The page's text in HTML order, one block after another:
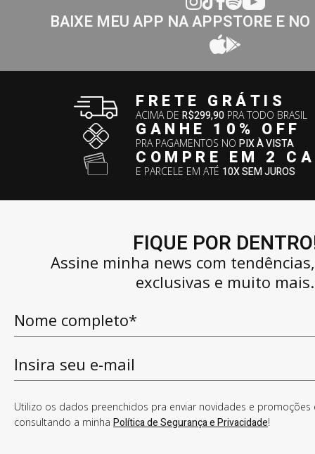
BAIXE MEU APP NA APPSTORE E
FRETE GRÁTIS
ACIMA DER$299,90 PRA TODO BRASIL
GANHE 10% OFF
PRA PAGAMENTOS NOPIX À VISTA
COMPRE EM 2
E PARCELE EM ATÉ 10X SEM JUROS
FIQUE POR
Assine minha news com
exclusivas e muito mais.
Utilizo os dados preenchidos pra enviar novidades e promoções
consultando a minha Política de Segurança e Privacidade!